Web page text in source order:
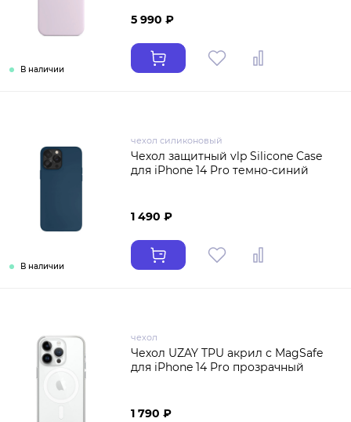
В наличии
5 990 ₽
В наличии
чехол силиконовый
Чехол защитный vlp Silicone Case
для iPhone 14 Pro темно-синий
1 490 ₽
чехол
Чехол UZAY TPU акрил с MagSafe
для iPhone 14 Pro прозрачный
1 790 ₽